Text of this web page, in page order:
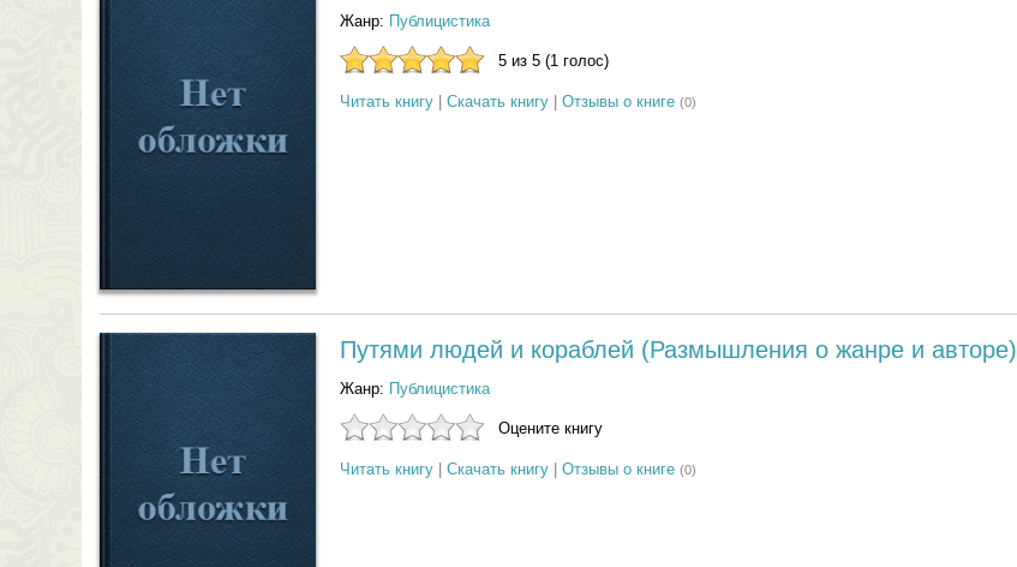
Жанр: Публицистика
5 из 5 (1 голос)
Читать книгу| Скачать книгу| Отзывы о книге (0)
Путями людей и кораблей (Размышления о жанре и авторе)
Жанр: Публицистика
Оцените книгу
Читать книгу| Скачать книгу| Отзывы о книге (0)